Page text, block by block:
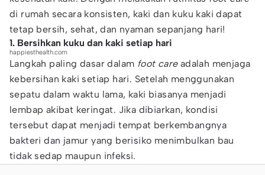
di rumah secara konsisten, kaki dan kuku kaki dapat
tetap bersih, sehat, dan nyaman sepanjang hari!
1. Bersihkan kuku dan kaki setiap hari
happiesthealth.com
Langkah paling dasar dalam foot careadalah menjaga
kebersihan kaki setiap hari. Setelah menggunakan
sepatu dalam waktu lama, kaki biasanya menjadi
lembap akibat keringat. Jika dibiarkan, kondisi
tersebut dapat menjadi tempat berkembangnya
bakteri dan jamur yang berisiko menimbulkan bau
tidak sedap maupun infeksi.